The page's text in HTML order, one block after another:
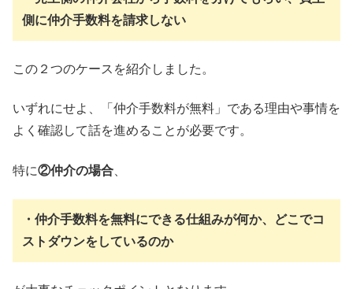
側に仲介手数料を請求しない
この２つのケースを紹介しました。
いずれにせよ、「仲介手数料が無料」である理由や事情を
よく確認して話を進めることが必要です。
特に②仲介の場合
・仲介手数料を無料にできる仕組みが何か、どこでコ
ストダウンをしているのか